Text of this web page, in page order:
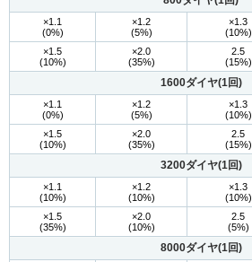
×1.1
(0%)
×1.2
(5%)
×1.3
(10%)
×1.5
(10%)
×2.0
(35%)
2.5
(15%)
1600ダイヤ(1回)
×1.1
(0%)
×1.2
(5%)
×1.3
(10%)
×1.5
(10%)
×2.0
(35%)
2.5
(15%)
3200ダイヤ(1回)
×1.1
(10%)
×1.2
(10%)
×1.3
(10%)
×1.5
(35%)
×2.0
(10%)
2.5
(5%)
8000ダイヤ(1回)